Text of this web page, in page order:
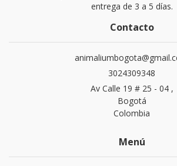
entrega de 3 a 5 días.
Contacto
3024309348
Av Calle 19 # 25 - 04 ,
Bogotá
Colombia
Menú